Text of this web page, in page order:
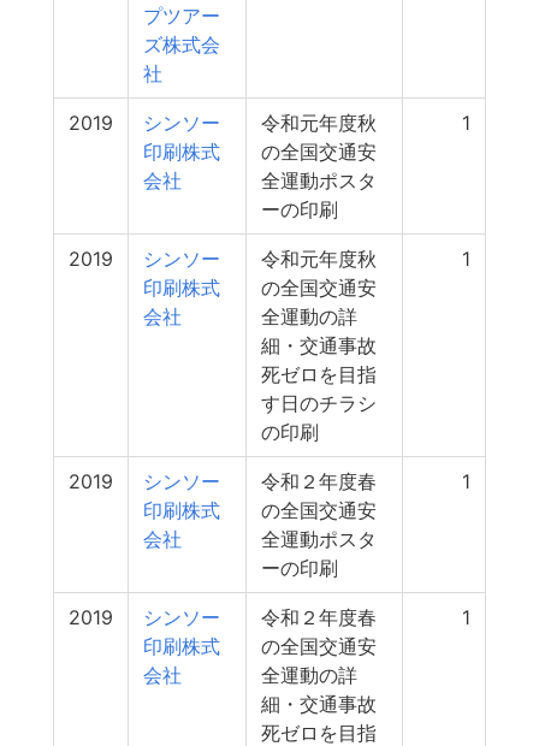
プツアー
ズ株式会
社
2019
シンソー
印刷株式
会社
令和元年度秋
の全国交通安
全運動ポスタ
ーの印刷
1
2019
シンソー
印刷株式
会社
令和元年度秋
の全国交通安
全運動の詳
細・交通事故
死ゼロを目指
す日のチラシ
の印刷
1
2019
シンソー
印刷株式
会社
令和２年度春
の全国交通安
全運動ポスタ
ーの印刷
1
2019
シンソー
印刷株式
会社
令和２年度春
の全国交通安
全運動の詳
細・交通事故
死ゼロを目指
1